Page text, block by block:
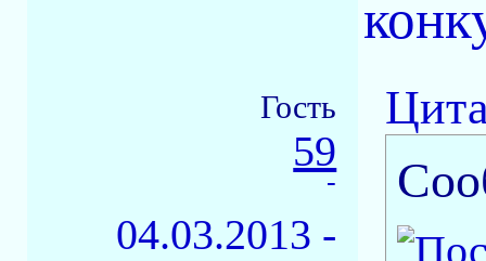
Гость
59
-
04.03.2013 -